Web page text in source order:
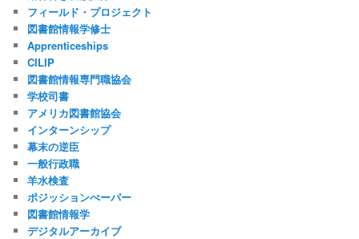
フィールド・プロジェクト
図書館情報学修士
Apprenticeships
CILIP
図書館情報専門職協会
学校司書
アメリカ図書館協会
インターンシップ
幕末の逆臣
一般行政職
羊水検査
ポジッションぺーパー
図書館情報学
デジタルアーカイブ